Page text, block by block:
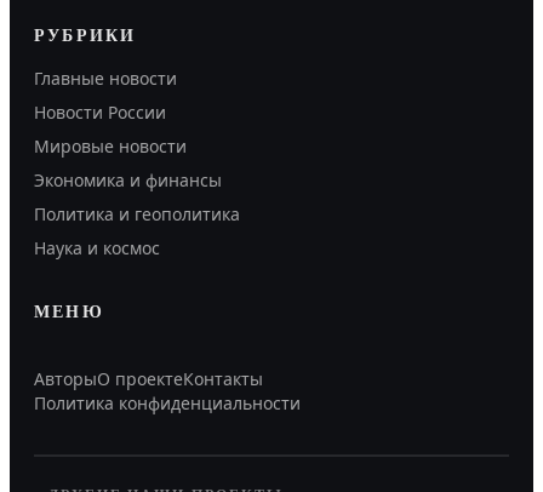
РУБРИКИ
Главные новости
Новости России
Мировые новости
Экономика и финансы
Политика и геополитика
Наука и космос
МЕНЮ
АвторыО проектеКонтакты
Политика конфиденциальности